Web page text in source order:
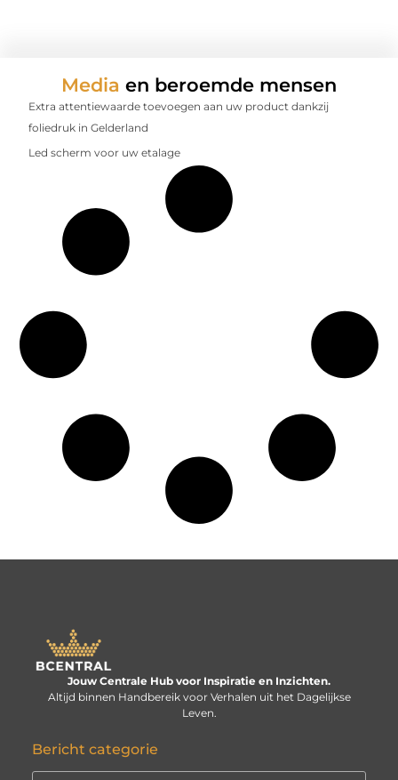
Media en beroemde mensen
Extra attentiewaarde toevoegen aan uw product dankzij
foliedruk in Gelderland
Led scherm voor uw etalage
Jouw Centrale Hub voor Inspiratie en Inzichten.
Altijd binnen Handbereik voor Verhalen uit het Dagelijkse
Leven.
Bericht categorie